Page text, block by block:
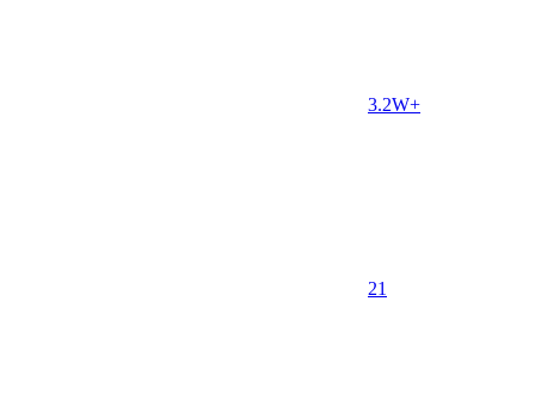
3.2W+
21